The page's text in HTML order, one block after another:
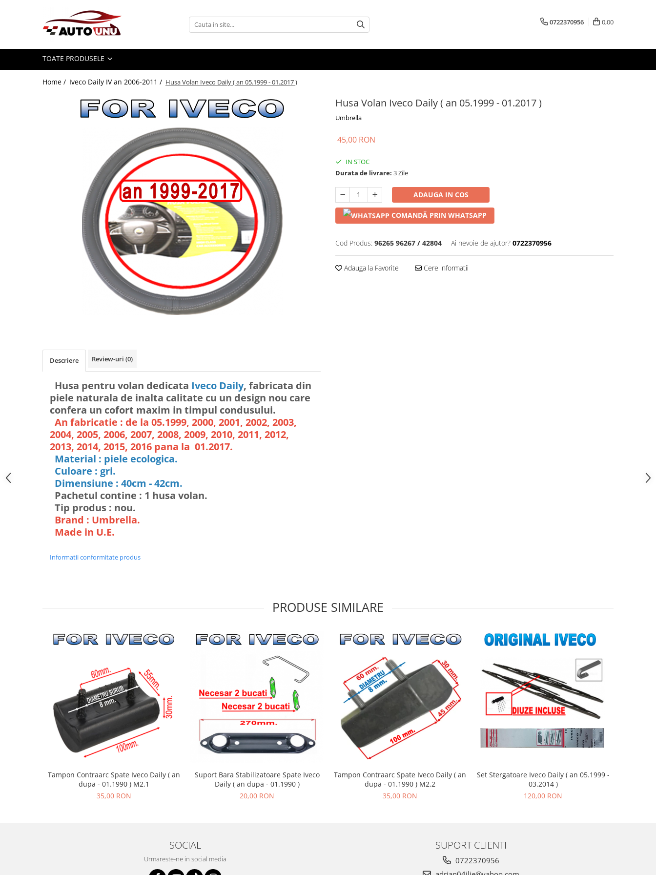
Toate Produsele
Iveco Daily IV an 2006-2011
Iveco Daily VI an dupa-2014
0722370956 0,00
TOATE PRODUSELE
Home / Iveco Daily IV an 2006-2011 / Husa Volan Iveco Daily ( an 05.1999 - 01.2017 )
Husa Volan Iveco Daily ( an 05.1999 - 01.2017 )
Umbrella
45,00 RON
IN STOC
Durata de livrare: 3 Zile
ADAUGA IN COS
COMANDĂ PRIN WHATSAPP
Cod Produs: 96265 96267 / 42804 Ai nevoie de ajutor? 0722370956
Adauga la Favorite Cere informatii
Descriere Review-uri (0)
Husa pentru volan dedicata Iveco Daily, fabricata din
piele naturala de inalta calitate cu un design nou care
confera un cofort maxim in timpul condusului.
An fabricatie : de la 05.1999, 2000, 2001, 2002, 2003,
2004, 2005, 2006, 2007, 2008, 2009, 2010, 2011, 2012,
2013, 2014, 2015, 2016 pana la 01.2017.
Material : piele ecologica.
Culoare : gri.
Dimensiune : 40cm - 42cm.
Pachetul contine : 1 husa volan.
Tip produs : nou.
Brand : Umbrella.
Made in U.E.
Informatii conformitate produs
PRODUSE SIMILARE
Tampon Contraarc Spate Iveco Daily ( an
dupa - 01.1990 ) M2.1
35,00 RON
Suport Bara Stabilizatoare Spate Iveco
Daily ( an dupa - 01.1990 )
20,00 RON
Tampon Contraarc Spate Iveco Daily ( an
dupa - 01.1990 ) M2.2
35,00 RON
Set Stergatoare Iveco Daily ( an 05.1999 -
03.2014 )
120,00 RON
SOCIAL
Urmareste-ne in social media
SUPORT CLIENTI
0722370956